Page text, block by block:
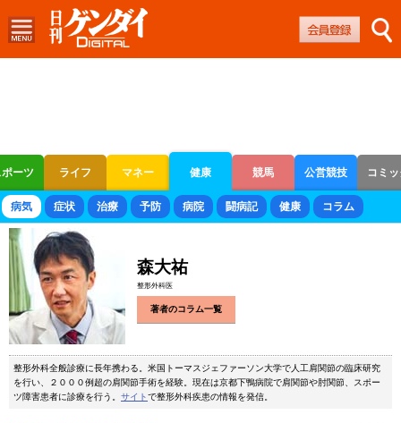
ーツ ライフ マネー 健康 競馬 公営競技 コミ
ボートレース 競輪 オートレース
病気 症状 治療 予防 病院 闘病記 健康 コラム
森大祐
整形外科医
著者のコラム一覧
整形外科全般診療に長年携わる。米国トーマスジェファーソン大学で人工肩関節の臨床研究
を行い、２０００例超の肩関節手術を経験。現在は京都下鴨病院で肩関節や肘関節、スポー
ツ障害患者に診療を行う。 サイトで整形外科疾患の情報を発信。